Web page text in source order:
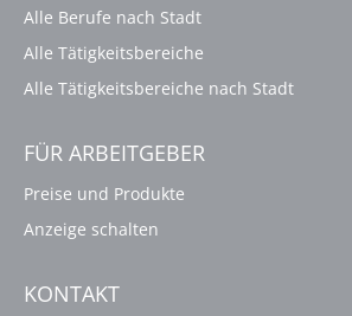
Alle Berufe nach Stadt
Alle Tätigkeitsbereiche
Alle Tätigkeitsbereiche nach Stadt
FÜR ARBEITGEBER
Preise und Produkte
Anzeige schalten
KONTAKT